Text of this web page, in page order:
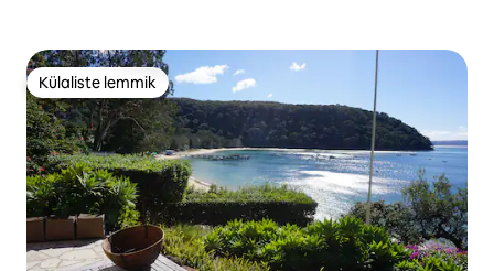
Külaliste lemmik
Külaliste lemmik